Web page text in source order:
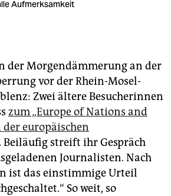
Aufmerksamkeit
der Morgendämmerung an der
vor der Rhein-Mosel-
Zwei ältere Besucherinnen
zum „Europe of Nations and
der europäischen
. Beiläufig streift ihr Gespräch
Journalisten. Nach
ist das einstimmige Urteil
So weit, so